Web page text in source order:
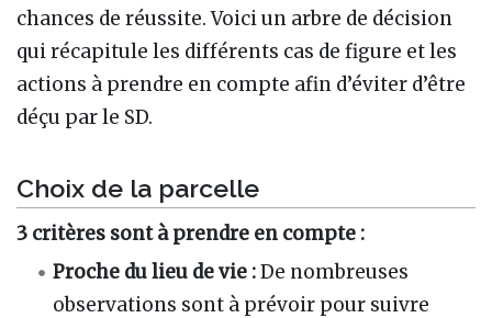
chances de réussite. Voici un arbre de décision
qui récapitule les différents cas de figure et les
actions à prendre en compte afin d’éviter d’être
déçu par le SD.
Choix de la parcelle
3 critères sont à prendre en compte :
Proche du lieu de vie :De nombreuses
observations sont à prévoir pour suivre